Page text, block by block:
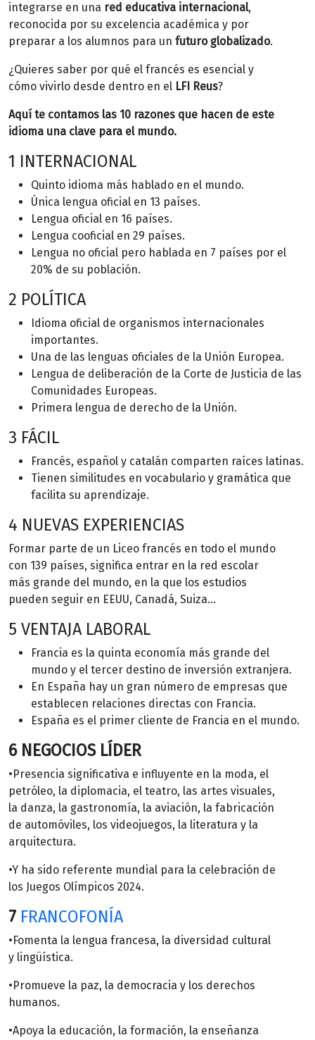
integrarse en una red educativa internacional,
reconocida por su excelencia académica y por
preparar a los alumnos para un futuro globalizado.
¿Quieres saber por qué el francés es esencial y
cómo vivirlo desde dentro en el LFI Reus?
Aquí te contamos las 10 razones que hacen de este
idioma una clave para el mundo.
1 INTERNACIONAL
Quinto idioma más hablado en el mundo.
Única lengua oficial en 13 países.
Lengua oficial en 16 países.
Lengua cooficial en 29 países.
Lengua no oficial pero hablada en 7 países por el
20% de su población.
2 POLÍTICA
Idioma oficial de organismos internacionales
importantes.
Una de las lenguas oficiales de la Unión Europea.
Lengua de deliberación de la Corte de Justicia de las
Comunidades Europeas.
Primera lengua de derecho de la Unión.
3 FÁCIL
Francés, español y catalán comparten raíces latinas.
Tienen similitudes en vocabulario y gramática que
facilita su aprendizaje.
4 NUEVAS EXPERIENCIAS
Formar parte de un Liceo francés en todo el mundo
con 139 países, significa entrar en la red escolar
más grande del mundo, en la que los estudios
pueden seguir en EEUU, Canadá, Suiza…
5 VENTAJA LABORAL
Francia es la quinta economía más grande del
mundo y el tercer destino de inversión extranjera.
En España hay un gran número de empresas que
establecen relaciones directas con Francia.
España es el primer cliente de Francia en el mundo.
6 NEGOCIOS LÍDER
•Presencia significativa e influyente en la moda, el
petróleo, la diplomacia, el teatro, las artes visuales,
la danza, la gastronomía, la aviación, la fabricación
de automóviles, los videojuegos, la literatura y la
arquitectura.
•Y ha sido referente mundial para la celebración de
los Juegos Olímpicos 2024.
7 FRANCOFONÍA
•Fomenta la lengua francesa, la diversidad cultural
y lingüística.
•Promueve la paz, la democracia y los derechos
humanos.
•Apoya la educación, la formación, la enseñanza